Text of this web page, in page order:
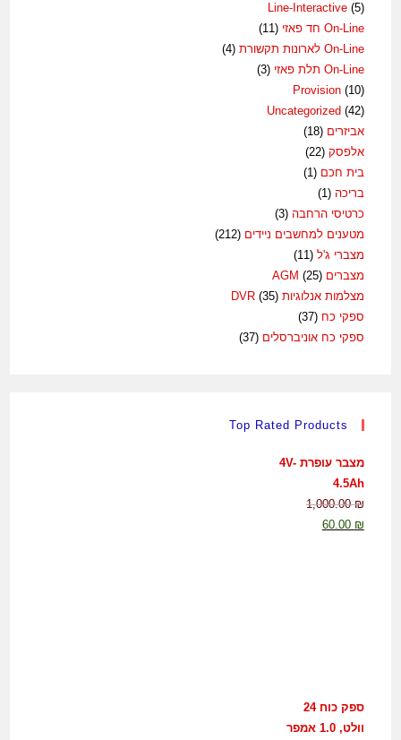
Line-Interactive (5)
On-Line חד פאזי
(11)
On-Line לארונות תקשורת
(4)
On-Line תלת פאזי
(3)
Provision (10)
Uncategorized (42)
אביזרים (18)
אלפסק (22)
בית חכם (1)
בריכה (1)
כרטיסי הרחבה (3)
מטענים למחשבים ניידים (212)
מצברי ג'ל (11)
מצברים AGM(25)
מצלמות אנלוגיות DVR(35)
ספקי כח (37)
ספקי כח אוניברסלים (37)
Top Rated Products
מצבר עופרת 4V-
4.5Ah
1,000.00₪
60.00 ₪
ספק כוח 24
וולט, 1.0 אמפר